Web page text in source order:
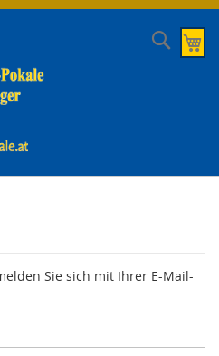
Suche
Sie sich mit Ihrer E-Mail-